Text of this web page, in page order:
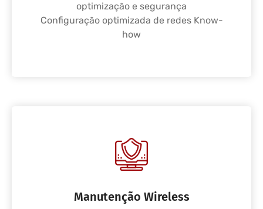
optimização e segurança
Configuração optimizada de redes Know-
how
Manutenção Wireless